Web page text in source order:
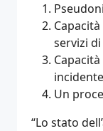
servizi
Un
“Lo stato